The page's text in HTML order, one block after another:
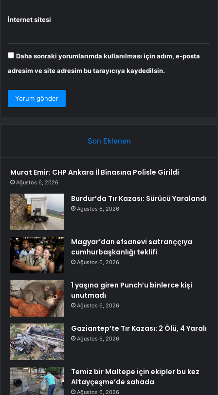
İnternet sitesi
Daha sonraki yorumlarımda kullanılması için adım, e-posta
adresim ve site adresim bu tarayıcıya kaydedilsin.
Son Eklenen
Murat Emir: CHP Ankara İl Binasına Polisle Girildi
Ağustos 6, 2026
Burdur’da Tır Kazası: Sürücü Yaralandı
Ağustos 6, 2026
Magyar’dan efsanevi satranççıya
cumhurbaşkanlığı teklifi
Ağustos 6, 2026
1 yaşına giren Punch’u binlerce kişi
unutmadı
Ağustos 6, 2026
Gaziantep’te Tır Kazası: 2 Ölü, 4 Yaralı
Ağustos 6, 2026
Temiz bir Maltepe için ekipler bu kez
Altayçeşme’de sahada
Ağustos 6, 2026